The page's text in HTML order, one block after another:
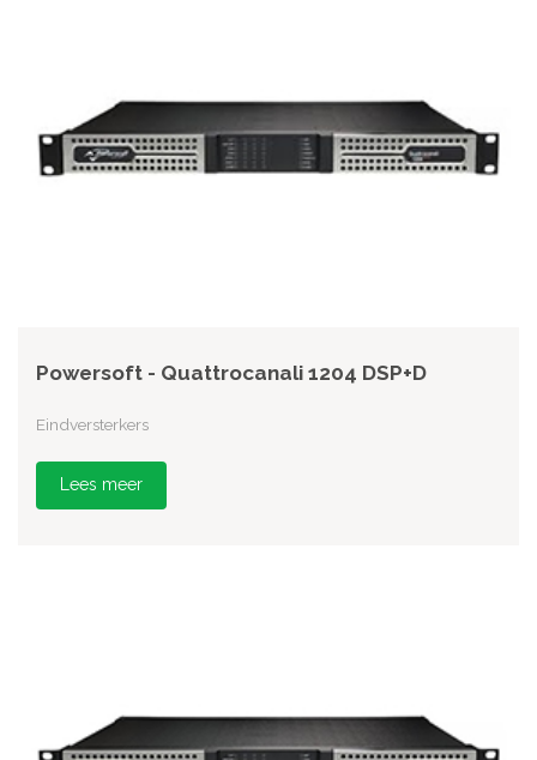
Powersoft - Quattrocanali 1204 DSP+D
Eindversterkers
Lees meer